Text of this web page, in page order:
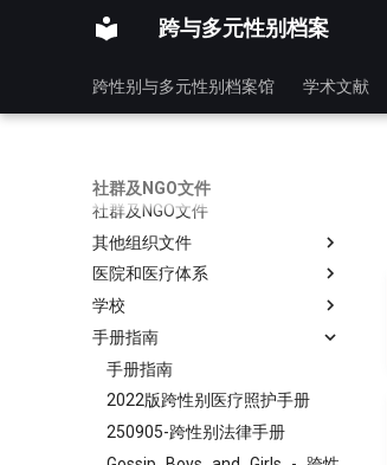
跨与多元性别档案
跨性别与多元性别档案馆 学术文献
社群及NGO文件
社群及NGO文件
其他组织文件
医院和医疗体系
学校
手册指南
手册指南
2022版跨性别医疗照护手册
250905-跨性别法律手册